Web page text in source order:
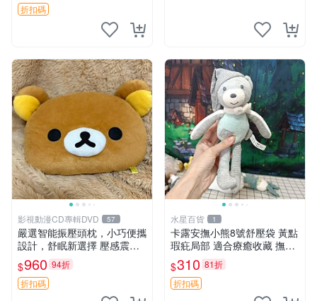
折扣碼
影視動漫CD專輯DVD 57
嚴選智能振壓頭枕，小巧便攜
設計，舒眠新選擇 壓感震動
頭枕 確切尺寸 小巧便攜
$960 94折
折扣碼
水星百貨 1
卡露安撫小熊8號舒壓袋 黃點
瑕疪局部 適合療癒收藏 撫慰
身心 美肌養護 放鬆好物
$310 81折
折扣碼